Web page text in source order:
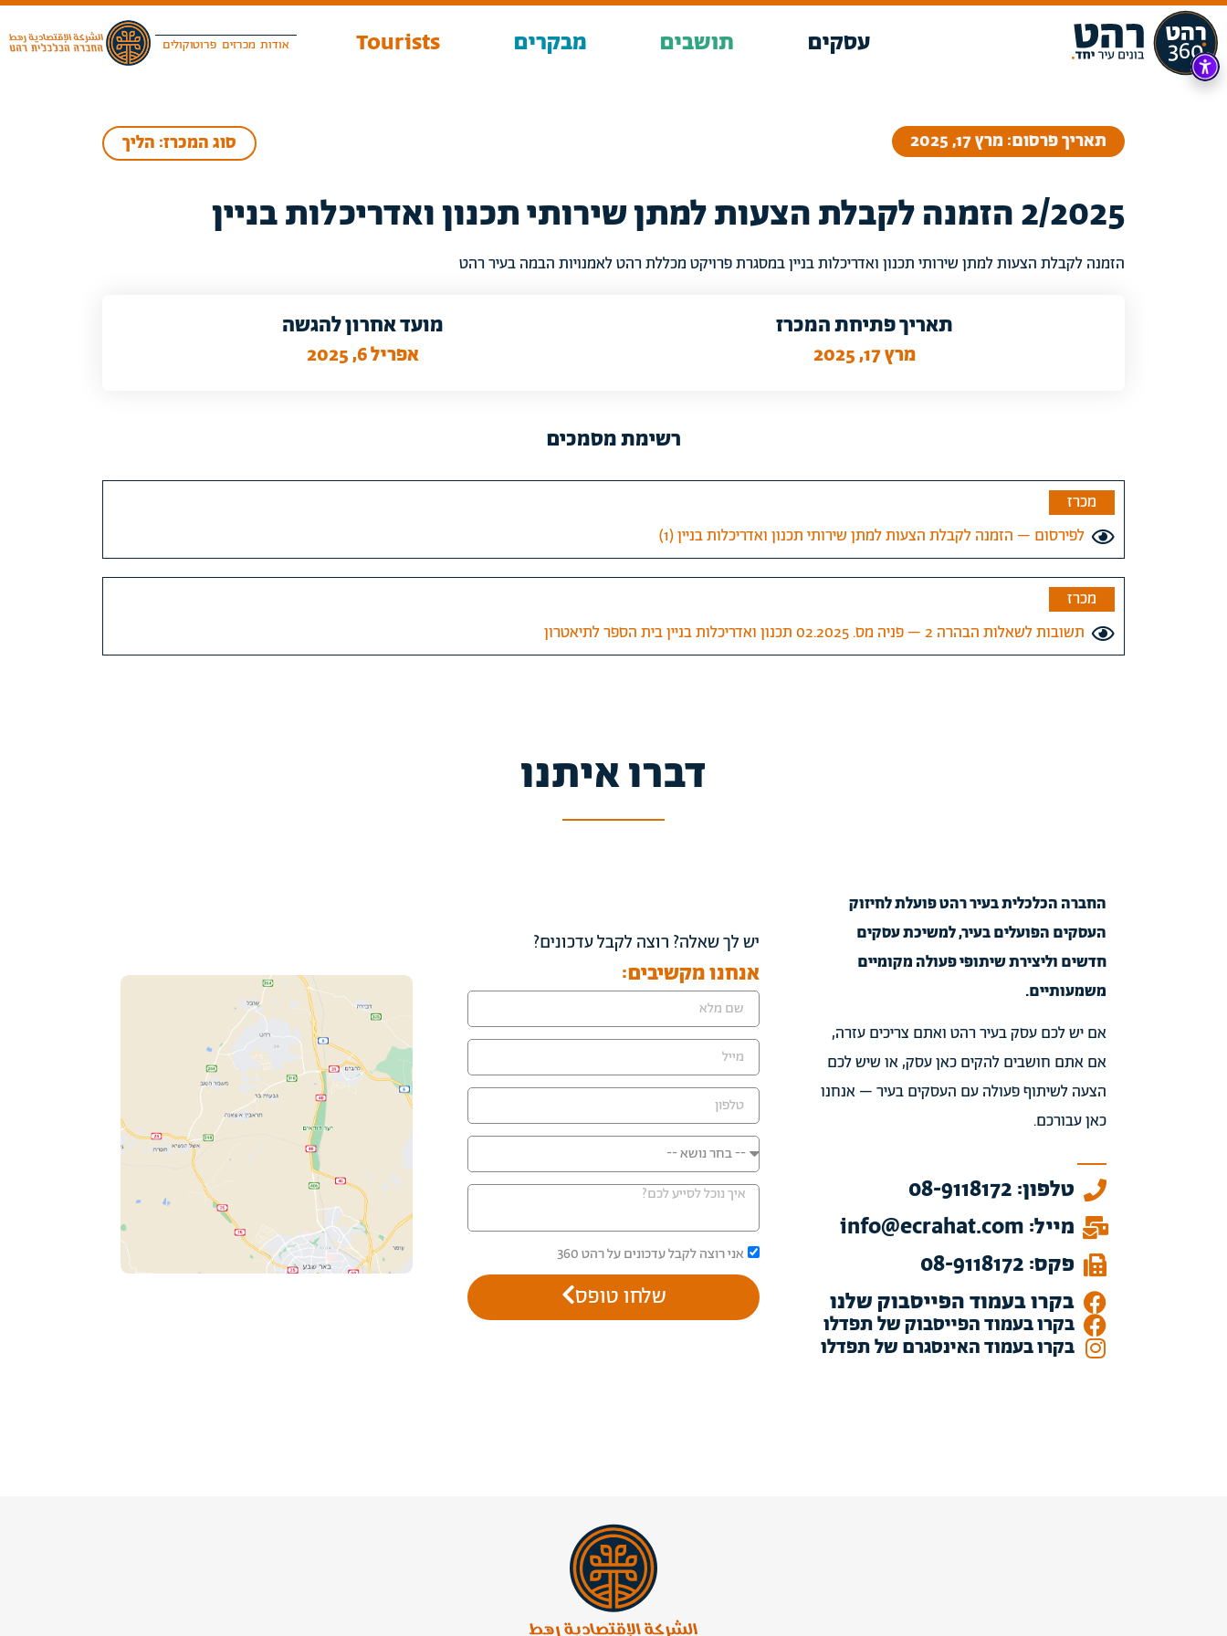
עסקים תושבים מבקרים Tourists אודות מכרזים פרוטוקולים
תאריך פרסום: מרץ 17, 2025 סוג המכרז: הליך
2/2025 הזמנה לקבלת הצעות למתן שירותי תכנון ואדריכלות בניין
הזמנה לקבלת הצעות למתן שירותי תכנון ואדריכלות בניין במסגרת פרויקט מכללת רהט לאמנויות הבמה בעיר רהט
תאריך פתיחת המכרז
מרץ 17, 2025
מועד אחרון להגשה
אפריל 6, 2025
רשימת מסמכים
מכרז
לפירסום – הזמנה לקבלת הצעות למתן שירותי תכנון ואדריכלות בניין (1)
מכרז
תשובות לשאלות הבהרה 2 – פניה מס. 02.2025 תכנון ואדריכלות בניין בית הספר לתיאטרון
דברו איתנו
החברה הכלכלית בעיר רהט פועלת לחיזוק
העסקים הפועלים בעיר, למשיכת עסקים
חדשים וליצירת שיתופי פעולה מקומיים
משמעותיים.
אם יש לכם עסק בעיר רהט ואתם צריכים עזרה,
אם אתם חושבים להקים כאן עסק, או שיש לכם
הצעה לשיתוף פעולה עם העסקים בעיר – אנחנו
כאן עבורכם.
טלפון: 08-9118172
מייל: info@ecrahat.com
פקס: 08-9118172
בקרו בעמוד הפייסבוק שלנו
בקרו בעמוד הפייסבוק של תפדלו
בקרו בעמוד האינסגרם של תפדלו
יש לך שאלה? רוצה לקבל עדכונים?
אנחנו מקשיבים:
אני רוצה לקבל עדכונים על רהט 360
שלחו טופס